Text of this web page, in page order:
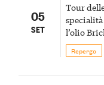
05
SET
Tour
l’olio
Repergo